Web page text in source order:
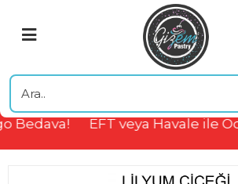
Bedava! EFT veya Havale ile